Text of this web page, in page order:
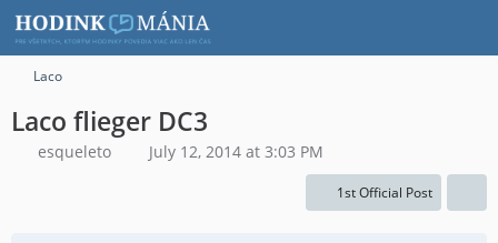
Laco
Laco flieger DC3
esqueleto July 12, 2014 at 3:03 PM
1st Official Post